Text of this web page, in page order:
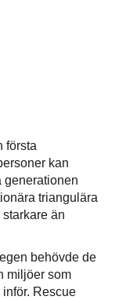
första
kan
generationen
triangulära
än
behövde de
miljöer som
Rescue